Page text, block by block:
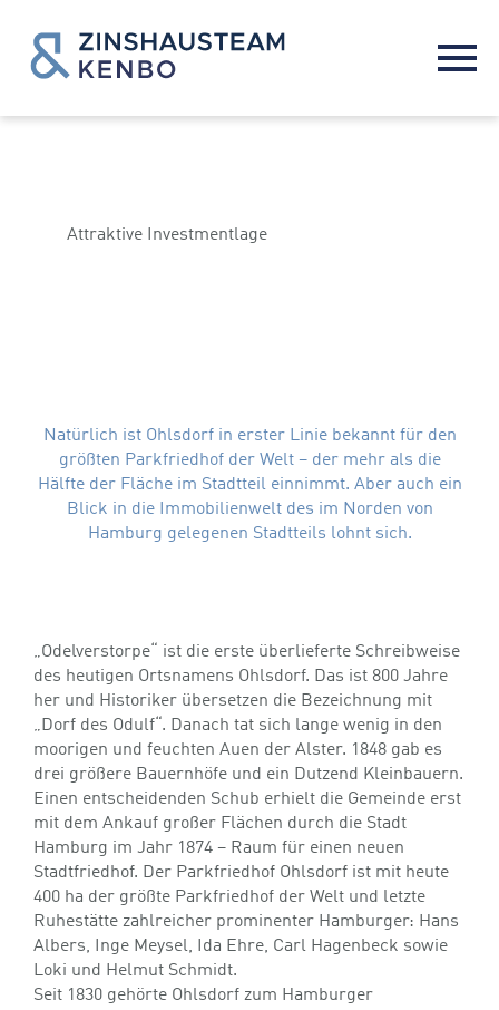
Attraktive Investmentlage
Natürlich ist Ohlsdorf in erster Linie bekannt fürden
größten Parkfriedhof der Welt – der mehr als die
Hälfte der Fläche im Stadtteil einnimmt. Aber auch ein
Blick in die Immobilienwelt des im Norden von
Hamburg gelegenen Stadtteils lohnt sich.
„Odelverstorpe“ ist die erste überlieferte Schreibweise
des heutigen Ortsnamens Ohlsdorf. Das ist 800 Jahre
her und Historiker übersetzen die Bezeichnung mit
„Dorf des Odulf“. Danach tat sich lange wenig in den
moorigen und feuchten Auen der Alster. 1848 gab es
drei größere Bauernhöfe und ein Dutzend Kleinbauern.
Einen entscheidenden Schub erhielt die Gemeinde erst
mit dem Ankauf großer Flächen durch die Stadt
Hamburg im Jahr 1874 – Raum für einen neuen
Stadtfriedhof. Der Parkfriedhof Ohlsdorf ist mit heute
400 ha der größte Parkfriedhof der Welt und letzte
Ruhestätte zahlreicher prominenter Hamburger: Hans
Albers, Inge Meysel, Ida Ehre, Carl Hagenbeck sowie
Loki und Helmut Schmidt.
Seit 1830 gehörte Ohlsdorf zum Hamburger